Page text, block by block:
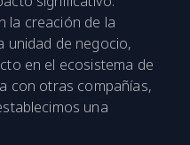
la creación de la
unidad de negocio,
en el ecosistema de
con otras compañías,
una